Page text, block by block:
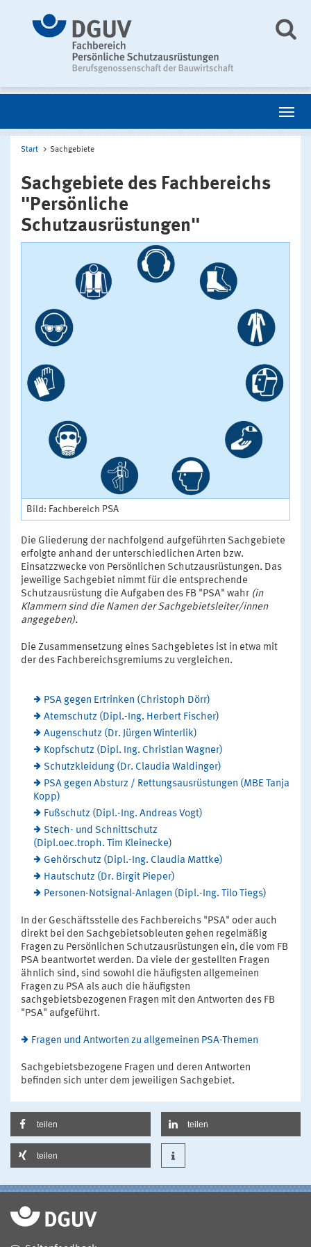
Start Sachgebiete
Sachgebiete des Fachbereichs
"Persönliche
Schutzausrüstungen"
Bild: Fachbereich PSA
Die Gliederung der nachfolgend aufgeführten Sachgebiete
erfolgte anhand der unterschiedlichen Arten bzw.
Einsatzzwecke von Persönlichen Schutzausrüstungen. Das
jeweilige Sachgebiet nimmt für die entsprechende
Schutzausrüstung die Aufgaben des FB "PSA" wahr (in
Klammern sind die Namen der Sachgebietsleiter/innen
angegeben).
Die Zusammensetzung eines Sachgebietes ist in etwa mit
der des Fachbereichsgremiums zu vergleichen.
PSA gegen Ertrinken (Christoph Dörr)
Atemschutz (Dipl.-Ing. Herbert Fischer)
Augenschutz (Dr. Jürgen Winterlik)
Kopfschutz (Dipl. Ing. Christian Wagner)
Schutzkleidung (Dr. Claudia Waldinger)
PSA gegen Absturz / Rettungsausrüstungen (MBE Tanja
Kopp)
Fußschutz (Dipl.-Ing. Andreas Vogt)
Stech- und Schnittschutz
(Dipl.oec.troph. Tim Kleinecke)
Gehörschutz (Dipl.-Ing. Claudia Mattke)
Hautschutz (Dr. Birgit Pieper)
Personen-Notsignal-Anlagen (Dipl.-Ing. Tilo Tiegs)
In der Geschäftsstelle des Fachbereichs "PSA" oder auch
direkt bei den Sachgebietsobleuten gehen regelmäßig
Fragen zu Persönlichen Schutzausrüstungen ein, die vom FB
PSA beantwortet werden. Da viele der gestellten Fragen
ähnlich sind, sind sowohl die häufigsten allgemeinen
Fragen zu PSA als auch die häufigsten
sachgebietsbezogenen Fragen mit den Antworten des FB
"PSA" aufgeführt.
Fragen und Antworten zu allgemeinen PSA-Themen
Sachgebietsbezogene Fragen und deren Antworten
befinden sich unter dem jeweiligen Sachgebiet.
teilen teilen
teilen